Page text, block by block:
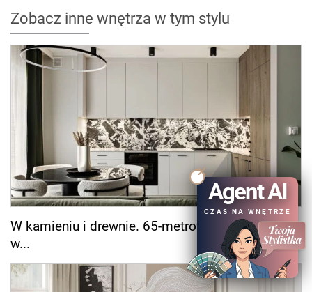
Zobacz inne wnętrza w tym stylu
W kamieniu i drewnie. 65-metrowe mieszkanie
w...
Agent AI
CZAS NA WNĘTRZE